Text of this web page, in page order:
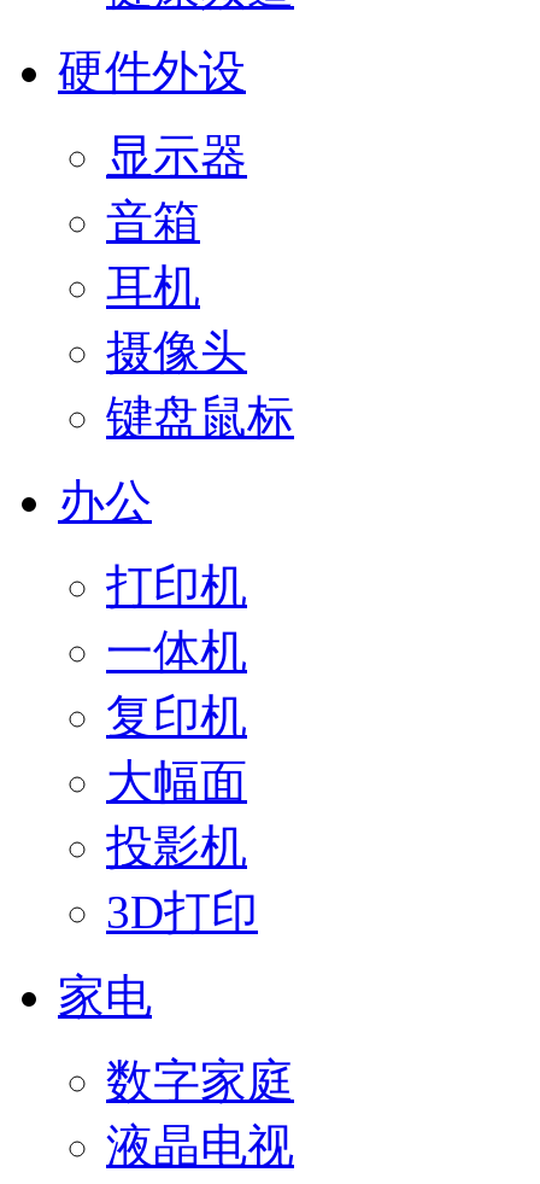
硬件外设
显示器
音箱
耳机
摄像头
键盘鼠标
办公
打印机
一体机
复印机
大幅面
投影机
3D打印
家电
数字家庭
液晶电视